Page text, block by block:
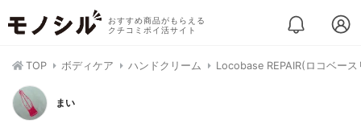
おすすめ商品がもらえる
クチコミポイ活サイト
TOP ボディケア ハンドクリーム Locobase REPAIR(ロコベー
まい